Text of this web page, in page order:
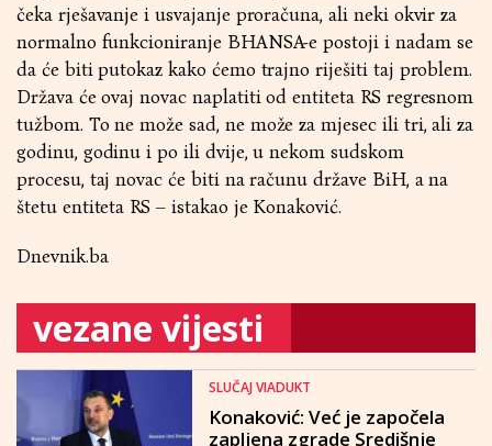
čeka rješavanje i usvajanje proračuna, ali neki okvir za
normalno funkcioniranje BHANSA-e postoji i nadam se
da će biti putokaz kako ćemo trajno riješiti taj problem.
Država će ovaj novac naplatiti od entiteta RS regresnom
tužbom. To ne može sad, ne može za mjesec ili tri, ali za
godinu, godinu i po ili dvije, u nekom sudskom
procesu, taj novac će biti na računu države BiH, a na
štetu entiteta RS – istakao je Konaković.
Dnevnik.ba
vezane vijesti
SLUČAJ VIADUKT
Konaković: Već je započela
zapljena zgrade Središnje